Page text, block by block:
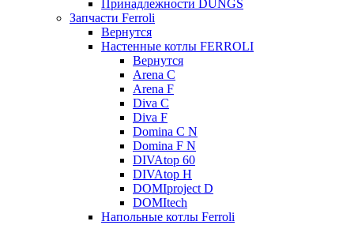
Принадлежности DUNGS
Запчасти Ferroli
Вернутся
Настенные котлы FERROLI
Вернутся
Arena C
Arena F
Diva C
Diva F
Domina C N
Domina F N
DIVAtop 60
DIVAtop H
DOMIproject D
DOMItech
Напольные котлы Ferroli